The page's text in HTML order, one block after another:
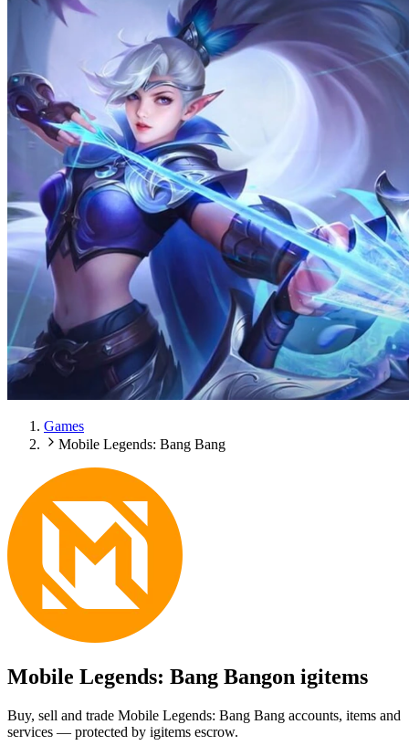
Games
Mobile Legends: Bang Bang
Mobile Legends: Bang Bangon igitems
Buy, sell and trade Mobile Legends: Bang Bang accounts, items and
services — protected by igitems escrow.